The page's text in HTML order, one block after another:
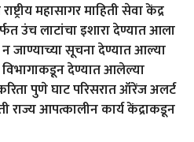
महासागर माहिती सेवा केंद्र
उंच लाटांचा इशारा देण्यात आला
जाण्याच्या सूचना देण्यात आल्या
देण्यात आलेल्या
पुणे घाट परिसरात ऑरेंज अलर्ट
राज्य आपत्कालीन कार्य केंद्राकडून